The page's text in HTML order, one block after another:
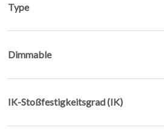
INFO
06
Type
Dimmable
IK-Stoßfestigkeitsgrad (IK)